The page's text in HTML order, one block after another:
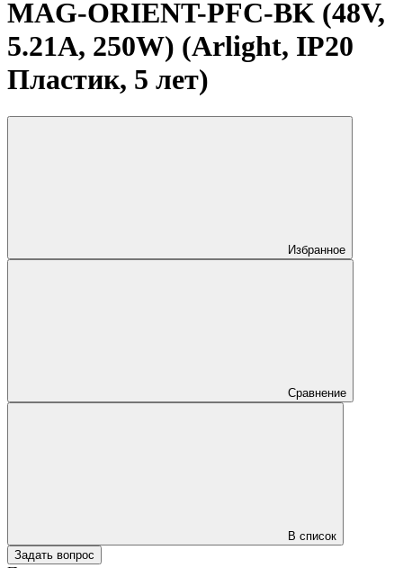
MAG-ORIENT-PFC-BK (48V,
5.21A, 250W) (Arlight, IP20
Пластик, 5 лет)
Избранное
Сравнение
В список
Задать вопрос